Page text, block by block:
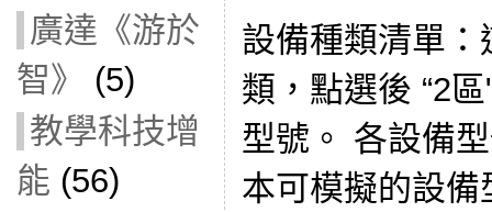
廣達《游於
智》
(5)
教學科技增
能 (56)
設備種類清單
類，點選後 “2
型號。 各設備
本可模擬的設